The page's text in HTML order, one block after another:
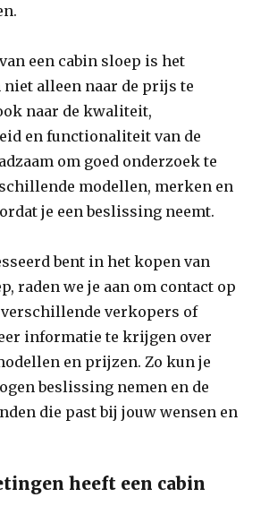
een cabin sloep is het
alleen naar de prijs te
naar de kwaliteit,
en functionaliteit van de
om goed onderzoek te
modellen, merken en
je een beslissing neemt.
bent in het kopen van
raden we je aan om contact op
verschillende verkopers of
informatie te krijgen over
en prijzen. Zo kun je
beslissing nemen en de
die past bij jouw wensen en
heeft een cabin